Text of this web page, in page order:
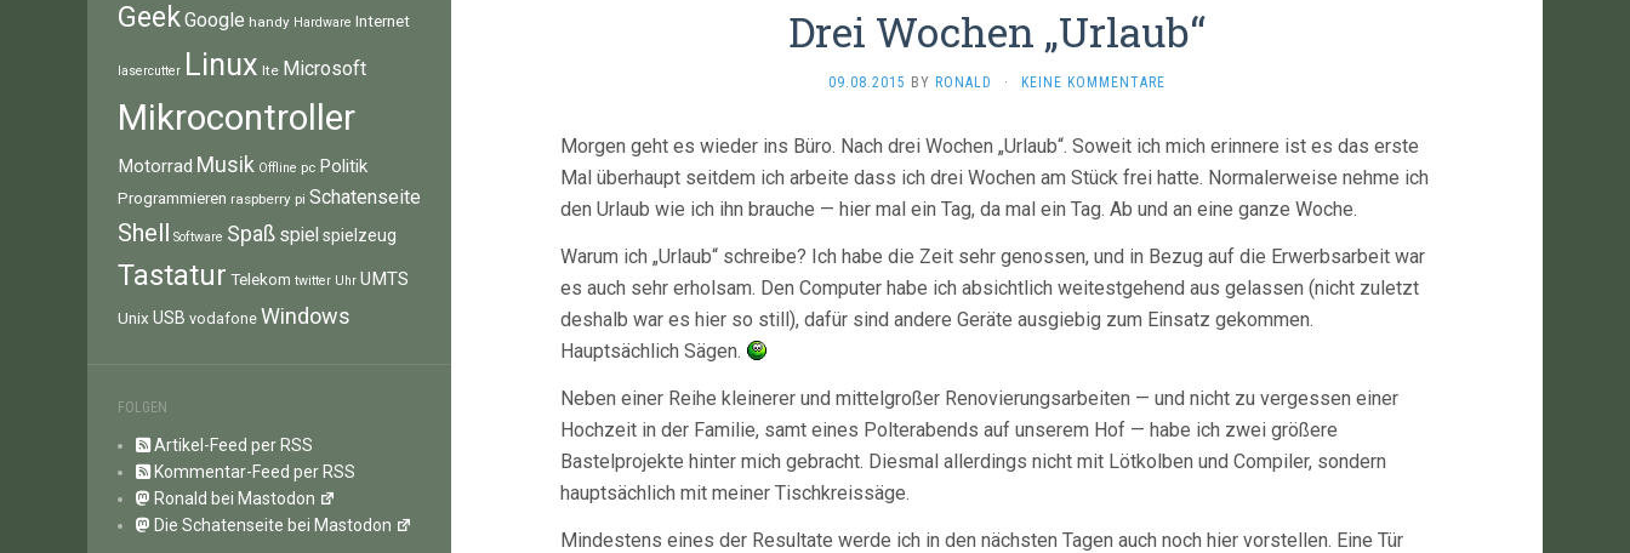
GeekGoogle handy Hardware Internet
lasercutter Linux lte Microsoft
Mikrocontroller
Motorrad Musik Offline pc Politik
Programmieren raspberry pi Schatenseite
Shell Software Spaß spiel spielzeug
Tastatur Telekom twitter Uhr UMTS
Unix USB vodafone Windows
FOLGEN
Artikel-Feed per RSS
Kommentar-Feed per RSS
Ronald bei Mastodon
Die Schatenseite bei Mastodon
Drei Wochen „Urlaub“
09.08.2015 BY RONALD · KEINE KOMMENTARE
Morgen geht es wieder ins Büro. Nach drei Wochen „Urlaub“. Soweit ich mich erinnere ist es das erste
Mal überhaupt seitdem ich arbeite dass ich drei Wochen am Stück frei hatte. Normalerweise nehme ich
den Urlaub wie ich ihn brauche — hier mal ein Tag, da mal ein Tag. Ab und an eine ganze Woche.
Warum ich „Urlaub“ schreibe? Ich habe die Zeit sehr genossen, und in Bezug auf die Erwerbsarbeit war
es auch sehr erholsam. Den Computer habe ich absichtlich weitestgehend aus gelassen (nicht zuletzt
deshalb war es hier so still), dafür sind andere Geräte ausgiebig zum Einsatz gekommen.
Hauptsächlich Sägen.
Neben einer Reihe kleinerer und mittelgroßer Renovierungsarbeiten — und nicht zu vergessen einer
Hochzeit in der Familie, samt eines Polterabends auf unserem Hof — habe ich zwei größere
Bastelprojekte hinter mich gebracht. Diesmal allerdings nicht mit Lötkolben und Compiler, sondern
hauptsächlich mit meiner Tischkreissäge.
Mindestens eines der Resultate werde ich in den nächsten Tagen auch noch hier vorstellen. Eine Tür